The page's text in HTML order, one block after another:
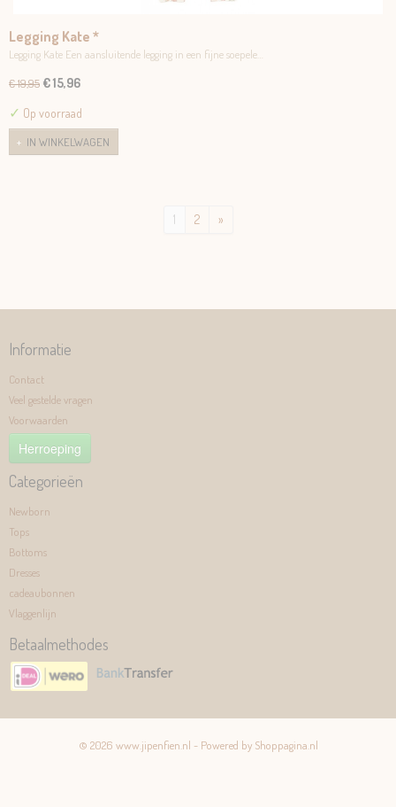
Legging Kate *
Legging Kate Een aansluitende legging in een fijne soepele…
€ 19,95 € 15,96
✓ Op voorraad
IN WINKELWAGEN
1 2 »
Informatie
Contact
Veel gestelde vragen
Voorwaarden
Herroeping
Categorieën
Newborn
Tops
Bottoms
Dresses
cadeaubonnen
Vlaggenlijn
Betaalmethodes
© 2026 www.jipenfien.nl - Powered by Shoppagina.nl